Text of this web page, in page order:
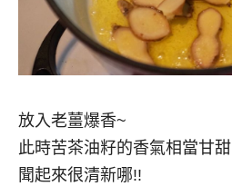
放入老薑爆香~
此時苦茶油籽的香氣相當甘甜
聞起來很清新哪!!